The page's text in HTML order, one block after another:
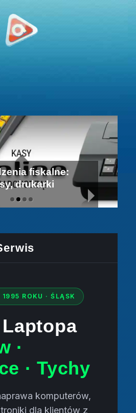
Komputera -
Laptopa
ROKU · ŚLĄSK
·
· Tychy
komputerów,
dla klientów z